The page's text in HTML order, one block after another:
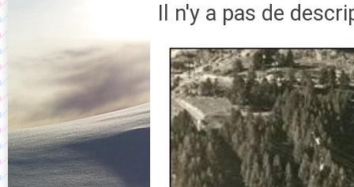
Il n'y a pas de